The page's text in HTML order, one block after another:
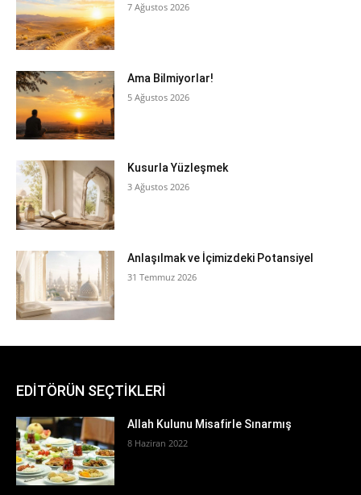
7 Ağustos 2026
Ama Bilmiyorlar!
5 Ağustos 2026
Kusurla Yüzleşmek
3 Ağustos 2026
Anlaşılmak ve İçimizdeki Potansiyel
31 Temmuz 2026
EDİTÖRÜN SEÇTİKLERİ
Allah Kulunu Misafirle Sınarmış
8 Haziran 2022